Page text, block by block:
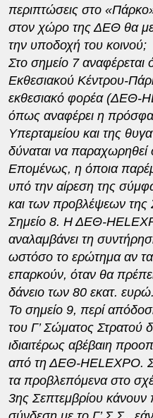
περιπτώσεις στο
στον χώρο της ΔΕΘ θα
την υποδοχή του κοινού;
Στο σημείο 7 αναφέρεται
Εκθεσιακού Κέντρου-
εκθεσιακό φορέα (ΔΕΘ-
όπως αναφέρει η
Υπερταμείου και της
δύναται να
Επομένως, η όποια
υπό την αίρεση της
και των προβλέψεων
Σημείο 8. Η ΔΕΘ-
αναλαμβάνει τη
ωστόσο το ερώτημα αν
επαρκούν, όταν θα
δάνειο των 80 εκατ. ευρώ.
Το σημείο 9, περί
του Γ’ Σώματος Στρατού
ιδιαιτέρως αβέβαιη
από τη ΔΕΘ-HELEXPO.
τα προβλεπόμενα στο
3ης Σεπτεμβρίου κάνουν